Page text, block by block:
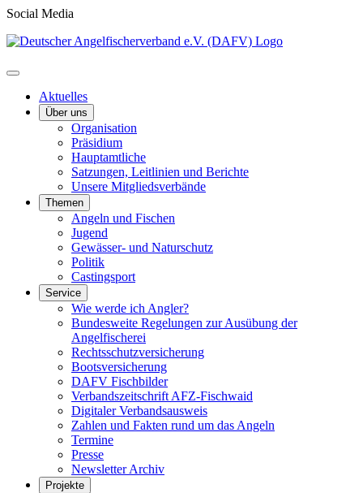
Social Media
Aktuelles
Über uns
Organisation
Präsidium
Hauptamtliche
Satzungen, Leitlinien und Berichte
Unsere Mitgliedsverbände
Themen
Angeln und Fischen
Jugend
Gewässer- und Naturschutz
Politik
Castingsport
Service
Wie werde ich Angler?
Bundesweite Regelungen zur Ausübung der
Angelfischerei
Rechtsschutzversicherung
Bootsversicherung
DAFV Fischbilder
Verbandszeitschrift AFZ-Fischwaid
Digitaler Verbandsausweis
Zahlen und Fakten rund um das Angeln
Termine
Presse
Newsletter Archiv
Projekte